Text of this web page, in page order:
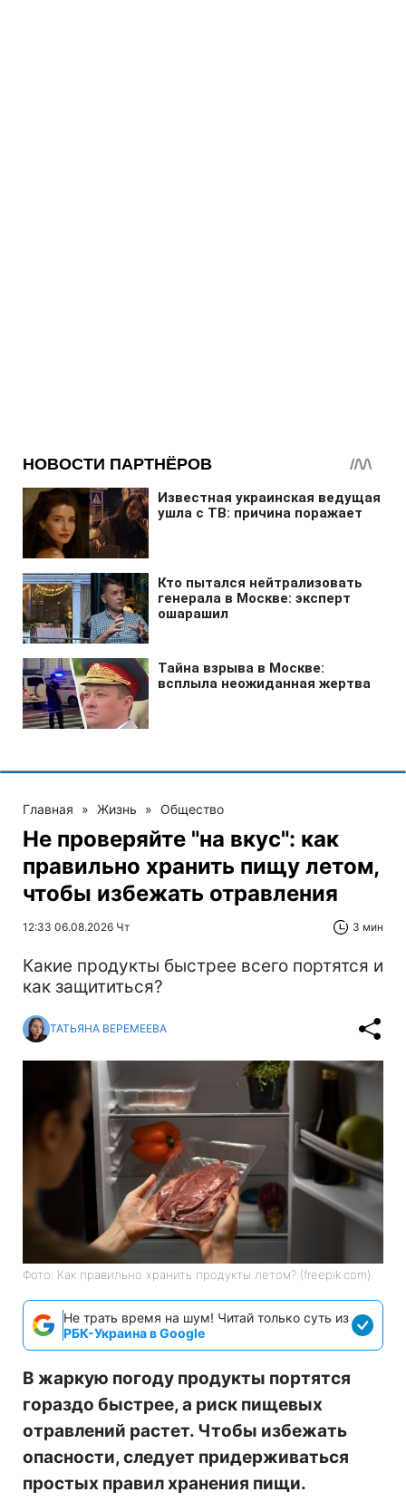
Главная » Жизнь » Общество
Не проверяйте "на вкус": как
правильно хранить пищу летом,
чтобы избежать отравления
12:33 06.08.2026 Чт 3 мин
Какие продукты быстрее всего портятся и
как защититься?
ТАТЬЯНА ВЕРЕМЕЕВА
Фото: Как правильно хранить продукты летом? (freepik.com)
Не трать время на шум! Читай только суть из
РБК-Украина в Google
В жаркую погоду продукты портятся
гораздо быстрее, а риск пищевых
отравлений растет. Чтобы избежать
опасности, следует придерживаться
простых правил хранения пищи.